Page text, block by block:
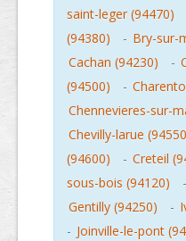
saint-leger (94470)
(94380)
- Bry-sur-
Cachan (94230)
-
(94500)
-
Chennevieres-sur-
Chevilly-larue
(94600)
- Creteil
sous-bois (94120)
-
Gentilly (94250)
-
- Joinville-le-pont